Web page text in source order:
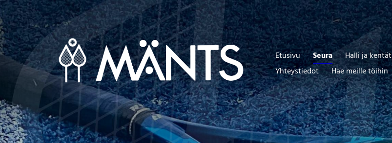
Siirry
sivun
sisältöön
Mäntsälän Tennisseura Ry
Etusivu Seura Halli ja kentät
Yhteystiedot
Hae meille töihin